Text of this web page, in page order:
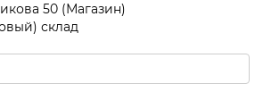
50 (Магазин)
склад